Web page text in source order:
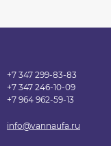
+7 347 299-83-83
+7 347 246-10-09
+7 964 962-59-13
info@vannaufa.ru